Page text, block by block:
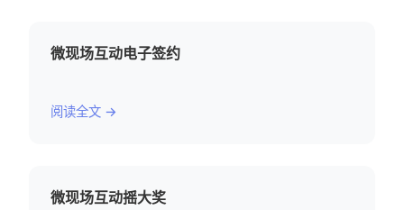
微现场互动电子签约
阅读全文 →
微现场互动摇大奖